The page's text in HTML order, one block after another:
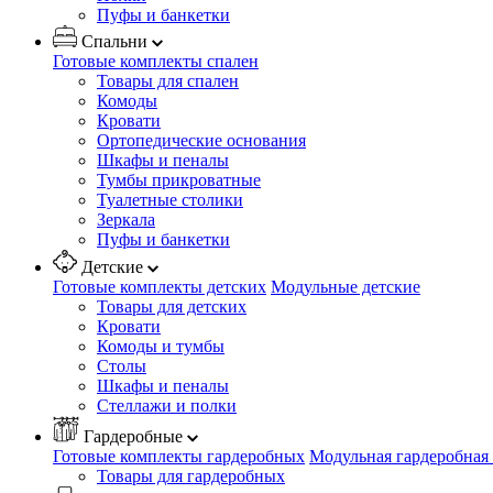
Пуфы и банкетки
Спальни
Готовые комплекты спален
Товары для спален
Комоды
Кровати
Ортопедические основания
Шкафы и пеналы
Тумбы прикроватные
Туалетные столики
Зеркала
Пуфы и банкетки
Детские
Готовые комплекты детских Модульные детские
Товары для детских
Кровати
Комоды и тумбы
Столы
Шкафы и пеналы
Стеллажи и полки
Гардеробные
Готовые комплекты гардеробных Модульная
Товары для гардеробных